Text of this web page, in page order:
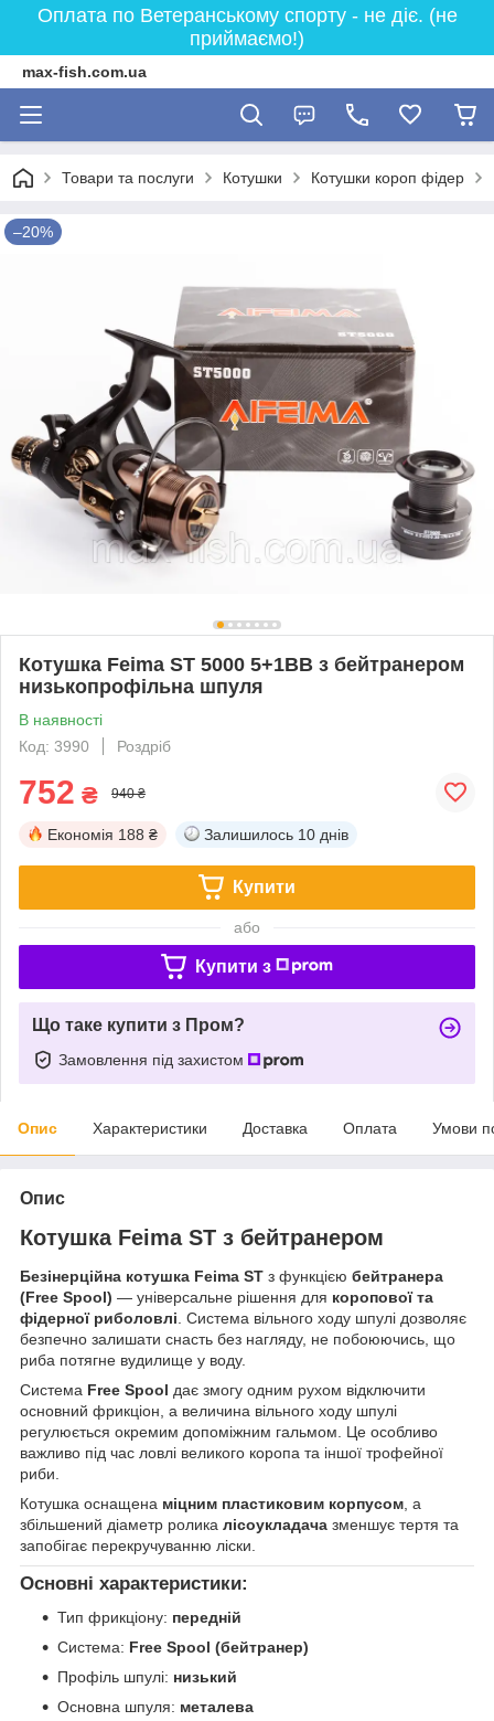
Оплата по Ветеранському спорту - не діє. (не
приймаємо!)
max-fish.com.ua
Товари та послуги Котушки Котушки короп фідер
–20%
Котушка Feima ST 5000 5+1BB з бейтранером
низькопрофільна шпуля
В наявності
Код: 3990
Роздріб
752 ₴ 940 ₴
Економія 188 ₴ Залишилось 10 днів
Купити
або
Купити з
Що таке купити з Пром?
Замовлення під захистом
Опис Характеристики Доставка Оплата Умови
Опис
Котушка Feima ST з бейтранером
Безінерційна котушка Feima ST з функцією бейтранера
(Free Spool) — універсальне рішення для коропової та
фідерної риболовлі. Система вільного ходу шпулі дозволяє
безпечно залишати снасть без нагляду, не побоюючись, що
риба потягне вудилище у воду.
Система Free Spool дає змогу одним рухом відключити
основний фрикціон, а величина вільного ходу шпулі
регулюється окремим допоміжним гальмом. Це особливо
важливо під час ловлі великого коропа та іншої трофейної
риби.
Котушка оснащена міцним пластиковим корпусом, а
збільшений діаметр ролика лісоукладача зменшує тертя та
запобігає перекручуванню ліски.
Основні характеристики:
Тип фрикціону: передній
Система: Free Spool (бейтранер)
Профіль шпулі: низький
Основна шпуля: металева